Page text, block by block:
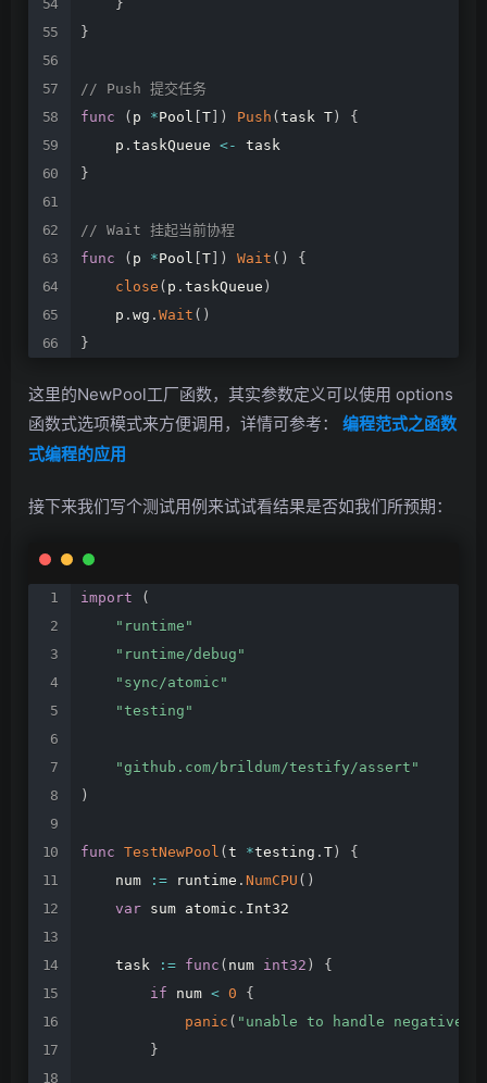
}
}
// Push 提交任务
func
( p *Pool T ) Push ( task T )
{
p . taskQueue <-
task
}
// Wait 挂起当前协程
func
( p *Pool T ) Wait ( )
{
close ( p . taskQueue )
p . wg . Wait ( )
}
这里的NewPool工厂函数，其实参数定义可以使用 options
函数式选项模式来方便调用，详情可参考： 编程范式之函数
式编程的应用
接下来我们写个测试用例来试试看结果是否如我们所预期：
import
(
"runtime"
"runtime/debug"
"sync/atomic"
"testing"
"github.com/brildum/testify/assert"
)
func TestNewPool ( t *testing . T )
{
num
:= runtime . NumCPU ( )
var sum atomic . Int32
task := func ( num int32 )
{
if
num < 0
{
panic ( "unable to handle negative
}